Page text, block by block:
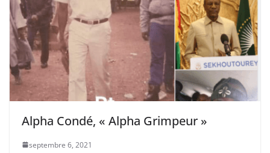
Alpha Condé, « Alpha Grimpeur »
septembre 6, 2021